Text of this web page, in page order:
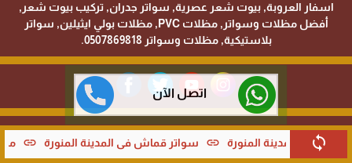
اتصل الآن
sync
في المدينة المنورة link محل اسفار العروبة يقدم برجولات
اسفار العروبة, بيوت شعر عصرية, سواتر جدران, تركيب بيوت شعر,
أفضل مظلات وسواتر, مظلات PVC, مظلات بولي ايثيلين, سواتر
بلاستيكية, مظلات وسواتر 0507869818.
تصميم عبود الهاشمي